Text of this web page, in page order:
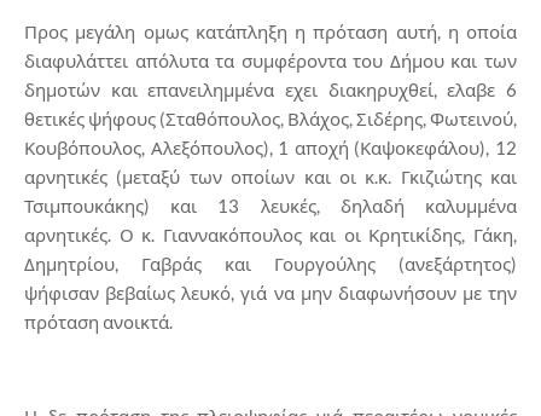
Προς μεγάλη ομως κατάπληξη η πρόταση αυτή, η οποία
διαφυλάττει απόλυτα τα συμφέροντα του Δήμου και των
δημοτών και επανειλημμένα εχει διακηρυχθεί, ελαβε 6
θετικές ψήφους (Σταθόπουλος, Βλάχος, Σιδέρης, Φωτεινού,
Κουβόπουλος, Αλεξόπουλος), 1 αποχή (Καψοκεφάλου), 12
αρνητικές (μεταξύ των οποίων και οι κ.κ. Γκιζιώτης και
Τσιμπουκάκης) και 13 λευκές, δηλαδή καλυμμένα
αρνητικές. Ο κ. Γιαννακόπουλος και οι Κρητικίδης, Γάκη,
Δημητρίου, Γαβράς και Γουργούλης (ανεξάρτητος)
ψήφισαν βεβαίως λευκό, γιά να μην διαφωνήσουν με την
πρόταση ανοικτά.